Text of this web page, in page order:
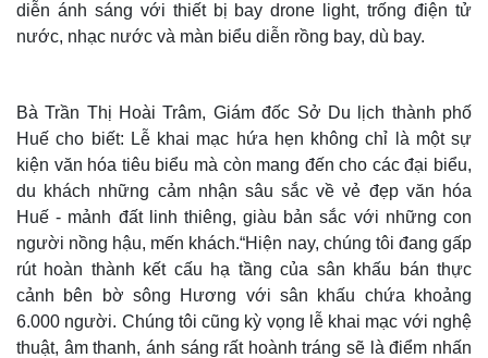
Quan sát
Cuộc sống đó đây
Hồ sơ
Video
Ảnh
E-Magazine
Infographic
diễn ánh sáng với thiết bị bay drone light, trống điện tử
nước, nhạc nước và màn biểu diễn rồng bay, dù bay.
Bà Trần Thị Hoài Trâm, Giám đốc Sở Du lịch thành phố
Huế cho biết: Lễ khai mạc hứa hẹn không chỉ là một sự
kiện văn hóa tiêu biểu mà còn mang đến cho các đại biểu,
du khách những cảm nhận sâu sắc về vẻ đẹp văn hóa
Huế - mảnh đất linh thiêng, giàu bản sắc với những con
người nồng hậu, mến khách.“Hiện nay, chúng tôi đang gấp
rút hoàn thành kết cấu hạ tầng của sân khấu bán thực
cảnh bên bờ sông Hương với sân khấu chứa khoảng
6.000 người. Chúng tôi cũng kỳ vọng lễ khai mạc với nghệ
thuật, âm thanh, ánh sáng rất hoành tráng sẽ là điểm nhấn